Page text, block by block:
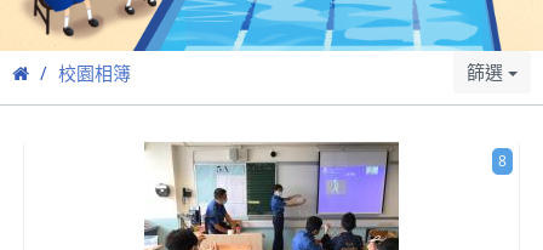
校園相簿 篩選
8